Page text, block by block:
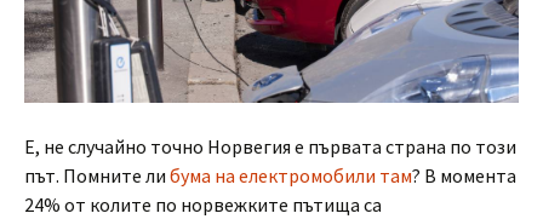
Е, не случайно точно Норвегия е първата страна по този
път. Помните ли бума на електромобили там? В момента
24% от колите по норвежките пътища са